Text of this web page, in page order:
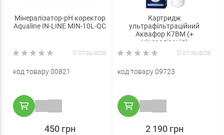
Мінералізатор-рН коректор
Aqualine IN-LINE МIN-10L-QC
0 отзывов
код товару 00821
450 грн
Картридж
ультрафільтраційний
Аквафор K7BM (+
мінералізація)
0 отзывов
код товару 09723
2 190 грн